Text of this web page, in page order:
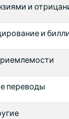
и
и
переводы